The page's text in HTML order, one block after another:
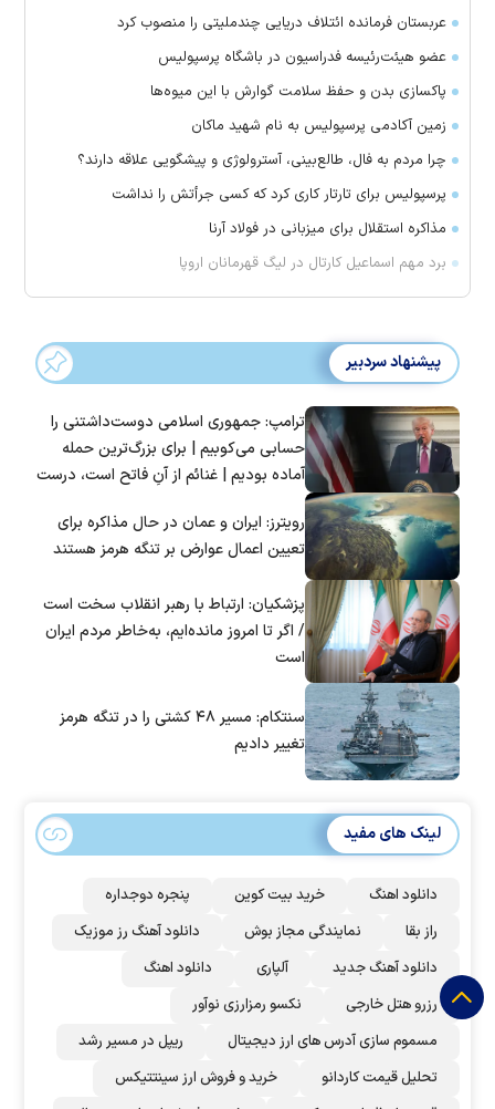
عربستان فرمانده ائتلاف دریایی چندملیتی را منصوب کرد
عضو هیئت‌رئیسه فدراسیون در باشگاه پرسپولیس
پاکسازی بدن و حفظ سلامت گوارش با این میوه‌ها
زمین آکادمی پرسپولیس به نام شهید ماکان
چرا مردم به فال، طالع‌بینی، آسترولوژی و پیشگویی علاقه دارند؟
پرسپولیس برای تارتار کاری کرد که کسی جرأتش را نداشت
مذاکره استقلال برای میزبانی در فولاد آرنا
برد مهم اسماعیل کارتال در لیگ قهرمانان اروپا
پیشنهاد سردبیر
ترامپ: جمهوری اسلامی دوست‌داشتنی را
حسابی می‌کوبیم | برای بزرگ‌ترین حمله
آماده بودیم | غنائم از آنِ فاتح است، درست
رویترز: ایران و عمان در حال مذاکره برای
تعیین اعمال عوارض بر تنگه هرمز هستند
پزشکیان: ارتباط با رهبر انقلاب سخت است
/ اگر تا امروز مانده‌ایم، به‌خاطر مردم ایران
است
سنتکام: مسیر ۴۸ کشتی را در تنگه هرمز
تغییر دادیم
لینک های مفید
دانلود اهنگ خرید بیت کوین
پنجره دوجداره
راز بقا
نمایندگی مجاز بوش
دانلود آهنگ رز‌ موزیک
دانلود آهنگ جدید
آلپاری
دانلود اهنگ
رزرو هتل خارجی
نکسو رمزارزی نوآور
مسموم سازی آدرس های ارز دیجیتال
ریپل در مسیر رشد
تحلیل قیمت کاردانو
خرید و فروش ارز سینتتیکس